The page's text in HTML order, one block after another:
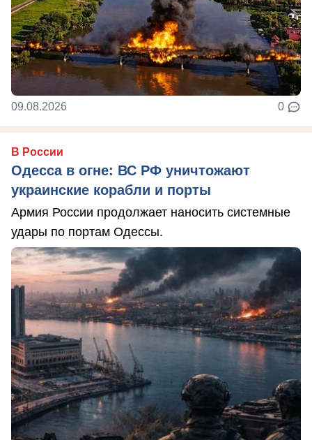
09.08.2026 0
В России
Одесса в огне: ВС РФ уничтожают
украинские корабли и порты
Армия России продолжает наносить системные
удары по портам Одессы.